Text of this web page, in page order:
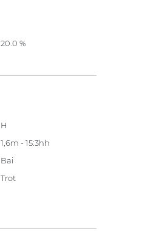
20.0 %
H
1,6m - 15:3hh
Bai
Trot